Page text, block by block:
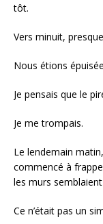
tôt.
Vers minuit,
Nous étions
Je pensais que le
Je me trompais.
Le lendemain
commencé à
les murs
Ce n’était pas un